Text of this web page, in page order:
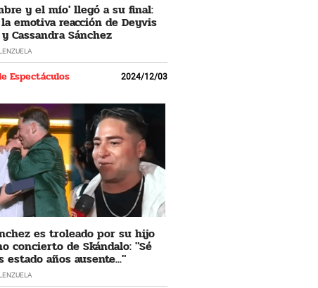
y el mío' llegó a su final:
emotiva reacción de Deyvis
Cassandra Sánchez
Espectáculos 2024/12/03
es troleado por su hijo
concierto de Skándalo: "Sé
estado años ausente..."